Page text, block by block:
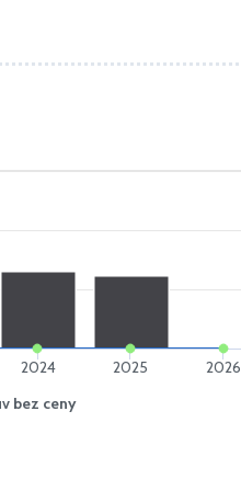
bez ceny
2024 2025 2026